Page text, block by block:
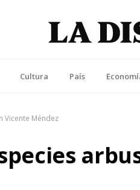
Cultura País
Vicente Méndez